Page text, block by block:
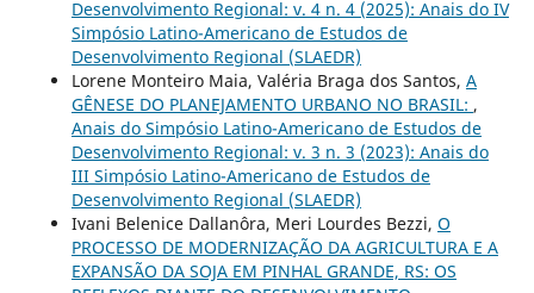
Desenvolvimento Regional: v. 4 n. 4 (2025): Anais do IV
Simpósio Latino-Americano de Estudos de
Desenvolvimento Regional (SLAEDR)
Lorene Monteiro Maia, Valéria Braga dos Santos, A
GÊNESE DO PLANEJAMENTO URBANO NO BRASIL: ,
Anais do Simpósio Latino-Americano de Estudos de
Desenvolvimento Regional: v. 3 n. 3 (2023): Anais do
III Simpósio Latino-Americano de Estudos de
Desenvolvimento Regional (SLAEDR)
Ivani Belenice Dallanôra, Meri Lourdes Bezzi, O
PROCESSO DE MODERNIZAÇÃO DA AGRICULTURA E A
EXPANSÃO DA SOJA EM PINHAL GRANDE, RS: OS